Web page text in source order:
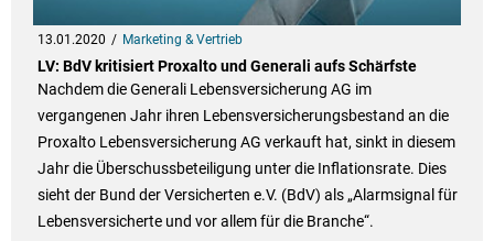
13.01.2020 Marketing & Vertrieb
LV: BdV kritisiert Proxalto und Generali aufs Schärfste
Nachdem die Generali Lebensversicherung AG im
vergangenen Jahr ihren Lebensversicherungsbestand an die
Proxalto Lebensversicherung AG verkauft hat, sinkt in diesem
Jahr die Überschussbeteiligung unter die Inflationsrate. Dies
sieht der Bund der Versicherten e.V. (BdV) als „Alarmsignal für
Lebensversicherte und vor allem für die Branche“.